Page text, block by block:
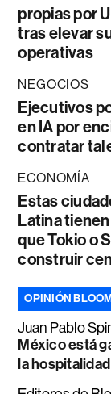
propias por
tras elevar
operativas
NEGOCIOS
Ejecutivos
en IA por
contratar
ECONOMÍA
Estas
Latina
que Tokio o
construir
OPINIÓN
Juan Pablo
México está
la hospitalidad